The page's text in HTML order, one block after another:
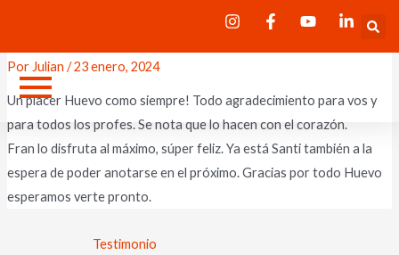
contenido
Por Julian /23 enero, 2024
Un placer Huevo como siempre! Todo agradecimiento para vos y
para todos los profes. Se nota que lo hacen con el corazón.
Fran lo disfruta al máximo, súper feliz. Ya está Santi también a la
espera de poder anotarse en el próximo. Gracias por todo Huevo
esperamos verte pronto.
entradas
Testimonio